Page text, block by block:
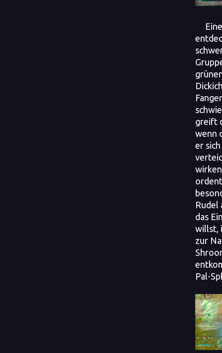
greift
wenn
er
Rudel
das
willst,
zur
Pal-